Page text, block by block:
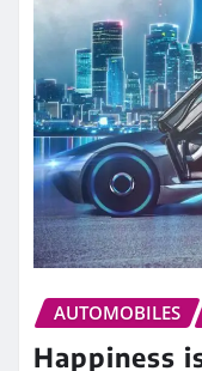
AUTOMOBILES
Happiness